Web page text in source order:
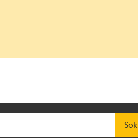
Sök